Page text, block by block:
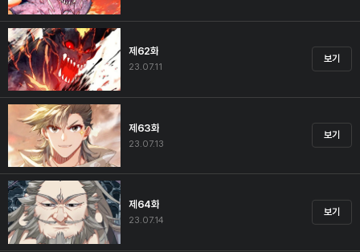
제62화
23.07.11
보기
제63화
23.07.13
보기
제64화
23.07.14
보기